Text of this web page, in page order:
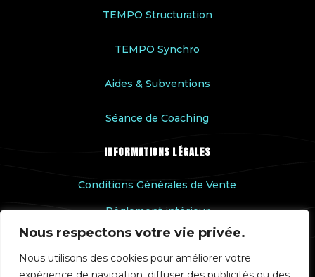
Nous respectons votre vie privée.
Nous utilisons des cookies pour améliorer votre
TEMPO Structuration
TEMPO Synchro
Aides & Subventions
Séance de Coaching
INFORMATIONS LÉGALES
Conditions Générales de Vente
Règlement intérieur
Accessibilité handicap
Rapport qualité